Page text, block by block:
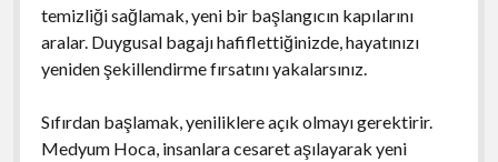
temizliği sağlamak, yeni bir başlangıcın kapılarını
aralar. Duygusal bagajı hafiflettiğinizde, hayatınızı
yeniden şekillendirme fırsatını yakalarsınız.
Sıfırdan başlamak, yeniliklere açık olmayı gerektirir.
Medyum Hoca, insanlara cesaret aşılayarak yeni